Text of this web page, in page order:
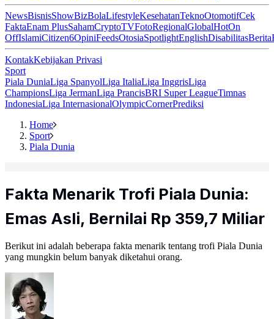
NewsBisnisShowBizBolaLifestyleKesehatanTeknoOtomotifCek
FaktaEnam PlusSahamCryptoTVFotoRegionalGlobalHotOn
OffIslamiCitizen6OpiniFeedsOtosiaSpotlightEnglishDisabilitasBerita
KontakKebijakan Privasi
Sport
Piala DuniaLiga SpanyolLiga ItaliaLiga InggrisLiga
ChampionsLiga JermanLiga PrancisBRI Super LeagueTimnas
IndonesiaLiga InternasionalOlympicCornerPrediksi
Home
Sport
Piala Dunia
Fakta Menarik Trofi Piala Dunia:
Emas Asli, Bernilai Rp 359,7 Miliar
Berikut ini adalah beberapa fakta menarik tentang trofi Piala Dunia
yang mungkin belum banyak diketahui orang.